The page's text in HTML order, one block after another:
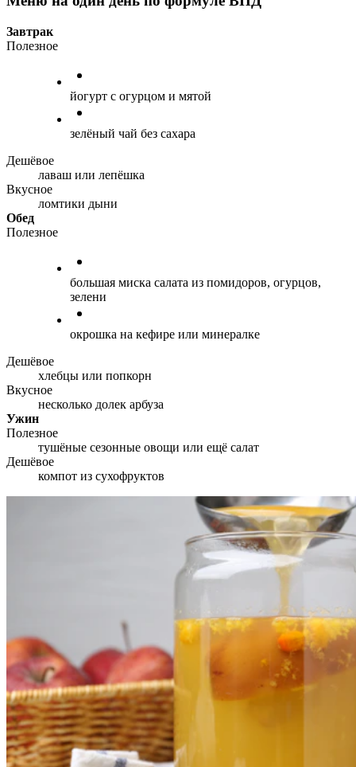
Завтрак
Полезное
йогурт с огурцом и мятой
зелёный чай без сахара
Дешёвое
лаваш или лепёшка
Вкусное
ломтики дыни
Обед
Полезное
большая миска салата из помидоров, огурцов,
зелени
окрошка на кефире или минералке
Дешёвое
хлебцы или попкорн
Вкусное
несколько долек арбуза
Ужин
Полезное
тушёные сезонные овощи или ещё салат
Дешёвое
компот из сухофруктов